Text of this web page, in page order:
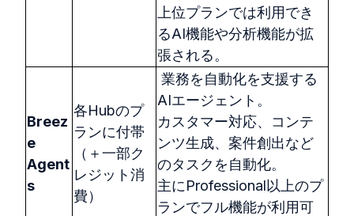
上位プランでは利用でき
るAI機能や分析機能が拡
張される。
Breez
e
Agent
s
各Hubのプ
ランに付帯
（＋一部ク
レジット消
費）
業務を自動化を支援する
AIエージェント。
カスタマー対応、コンテ
ンツ生成、案件創出など
のタスクを自動化。
主にProfessional以上のプ
ランでフル機能が利用可